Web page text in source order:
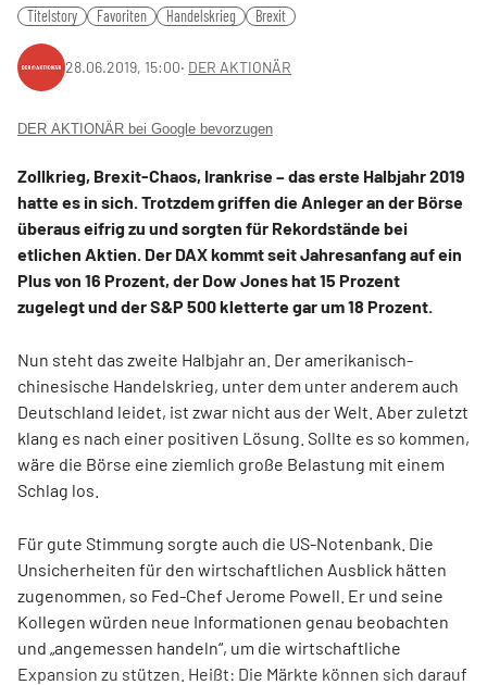
Titelstory Favoriten Handelskrieg Brexit
28.06.2019, 15:00‧ DER AKTIONÄR
DER AKTIONÄR bei Google bevorzugen
Zollkrieg, Brexit-Chaos, Irankrise – das erste Halbjahr 2019
hatte es in sich. Trotzdem griffen die Anleger an der Börse
überaus eifrig zu und sorgten für Rekordstände bei
etlichen Aktien. Der DAX kommt seit Jahresanfang auf ein
Plus von 16 Prozent, der Dow Jones hat 15 Prozent
zugelegt und der S&P 500 kletterte gar um 18 Prozent.
Nun steht das zweite Halbjahr an. Der amerikanisch-
chinesische Handelskrieg, unter dem unter anderem auch
Deutschland leidet, ist zwar nicht aus der Welt. Aber zuletzt
klang es nach einer positiven Lösung. Sollte es so kommen,
wäre die Börse eine ziemlich große Belastung mit einem
Schlag los.
Für gute Stimmung sorgte auch die US-Notenbank. Die
Unsicherheiten für den wirtschaftlichen Ausblick hätten
zugenommen, so Fed-Chef Jerome Po­well. Er und seine
Kollegen würden neue Informationen genau beobachten
und „angemessen handeln“, um die wirtschaftliche
Expansion zu stützen. Heißt: Die Märkte können sich darauf